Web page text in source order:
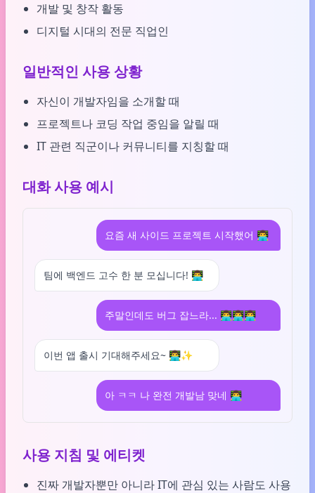
개발 및 창작 활동
디지털 시대의 전문 직업인
일반적인 사용 상황
자신이 개발자임을 소개할 때
프로젝트나 코딩 작업 중임을 알릴 때
IT 관련 직군이나 커뮤니티를 지칭할 때
대화 사용 예시
요즘 새 사이드 프로젝트 시작했어 👨‍💻
팀에 백엔드 고수 한 분 모십니다! 👨‍💻
주말인데도 버그 잡느라... 👨‍💻👨‍💻👨‍💻
이번 앱 출시 기대해주세요~ 👨‍💻✨
아 ㅋㅋ 나 완전 개발남 맞네 👨‍💻
사용 지침 및 에티켓
진짜 개발자뿐만 아니라 IT에 관심 있는 사람도 사용